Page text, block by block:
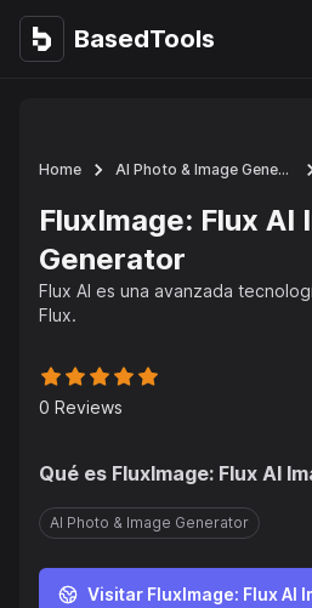
BasedTools
BasedTools
Home AI Photo & Image Generator
FluxImage: Flux AI
Generator
Flux AI es una avanzada
Flux.
0 Reviews
Qué es FluxImage: Flux AI
AI Photo & Image Generator
Visitar FluxImage: Flux AI